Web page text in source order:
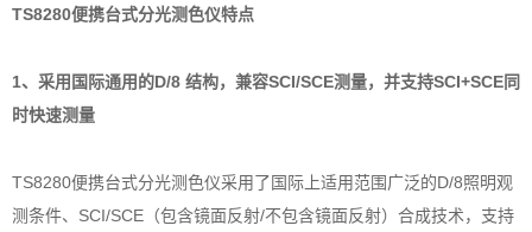
TS8280便携台式分光测色仪特点
1、采用国际通用的D/8 结构，兼容SCI/SCE测量，并支持SCI+SCE同
时快速测量
TS8280便携台式分光测色仪采用了国际上适用范围广泛的D/8照明观
测条件、SCI/SCE（包含镜面反射/不包含镜面反射）合成技术，支持